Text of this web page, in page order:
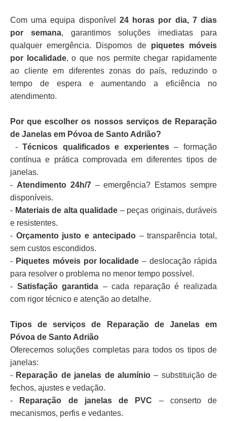
Com uma equipa disponível 24 horas por dia, 7 dias
por semana, garantimos soluções imediatas para
qualquer emergência. Dispomos de piquetes móveis
por localidade, o que nos permite chegar rapidamente
ao cliente em diferentes zonas do país, reduzindo o
tempo de espera e aumentando a eficiência no
atendimento.
Por que escolher os nossos serviços de Reparação
de Janelas em Póvoa de Santo Adrião?
-Técnicos qualificados e experientes– formação
contínua e prática comprovada em diferentes tipos de
janelas.
- Atendimento 24h/7– emergência? Estamos sempre
disponíveis.
- Materiais de alta qualidade – peças originais, duráveis
e resistentes.
- Orçamento justo e antecipado– transparência total,
sem custos escondidos.
- Piquetes móveis por localidade – deslocação rápida
para resolver o problema no menor tempo possível.
- Satisfação garantida – cada reparação é realizada
com rigor técnico e atenção ao detalhe.
Tipos de serviços de Reparação de Janelas em
Póvoa de Santo Adrião
Oferecemos soluções completas para todos os tipos de
janelas:
- Reparação de janelas de alumínio– substituição de
fechos, ajustes e vedação.
-
Reparação de janelas de PVC – conserto de
mecanismos, perfis e vedantes.